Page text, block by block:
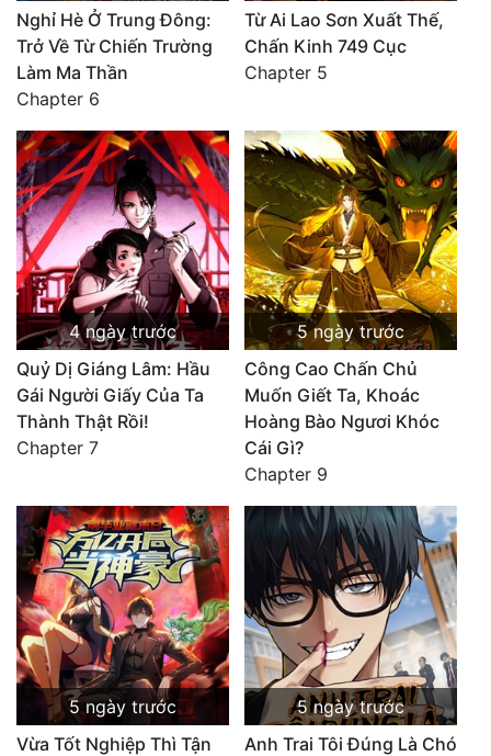
Nghỉ Hè Ở Trung Đông:
Trở Về Từ Chiến Trường
Làm Ma Thần
Chapter 6
Từ Ai Lao Sơn Xuất Thế,
Chấn Kinh 749 Cục
Chapter 5
4 ngày trước
Quỷ Dị Giáng Lâm: Hầu
Gái Người Giấy Của Ta
Thành Thật Rồi!
Chapter 7
5 ngày trước
Công Cao Chấn Chủ
Muốn Giết Ta, Khoác
Hoàng Bào Ngươi Khóc
Cái Gì?
Chapter 9
5 ngày trước
Vừa Tốt Nghiệp Thì Tận
5 ngày trước
Anh Trai Tôi Đúng Là Chó